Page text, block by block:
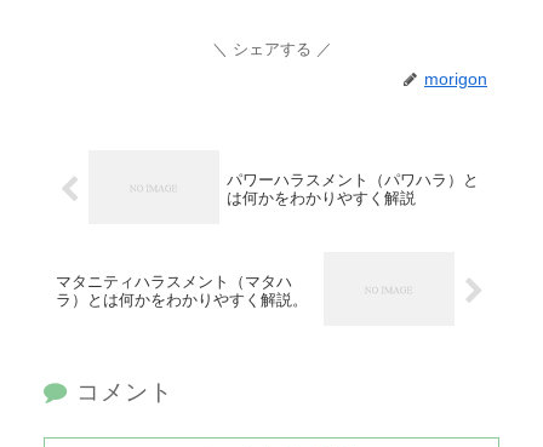
シェアする
morigon
パワーハラスメント（パワハラ）と
は何かをわかりやすく解説
マタニティハラスメント（マタハ
ラ）とは何かをわかりやすく解説。
コメント